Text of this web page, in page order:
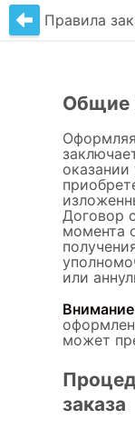
Правила
Общие
оказании
Договор
момента
или
может
заказа